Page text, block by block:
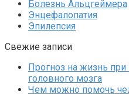
Болезнь Альцгеймера
Энцефалопатия
Эпилепсия
Свежие записи
Прогноз на жизнь
головного мозга
Чем можно помочь